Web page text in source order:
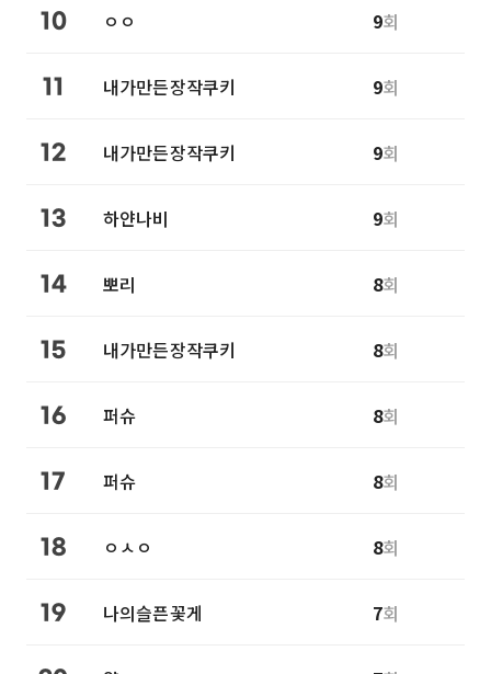
10 ㅇㅇ 9회
11 내가만든장작쿠키 9회
12 내가만든장작쿠키 9회
13 하얀나비 9회
14 뽀리 8회
15 내가만든장작쿠키 8회
16 퍼슈 8회
17 퍼슈 8회
18 ㅇㅅㅇ 8회
19 나의슬픈꽃게 7회